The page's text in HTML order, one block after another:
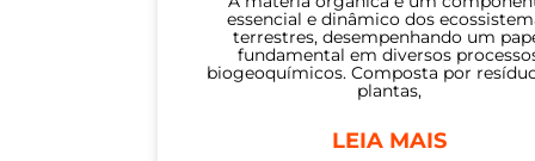
essencial e dinâmico dos
terrestres, desempenhando um
fundamental em diversos
biogeoquímicos. Composta por
plantas,
LEIA MAIS